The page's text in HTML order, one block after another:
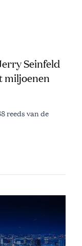
Seinfeld
miljoenen
reeds van de